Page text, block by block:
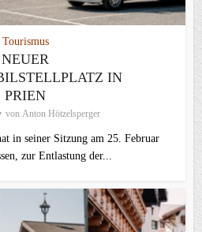
Tourismus
NEUER
IN
PRIEN
von Anton Hötzelsperger
in seiner Sitzung am 25. Februar
zur Entlastung der...